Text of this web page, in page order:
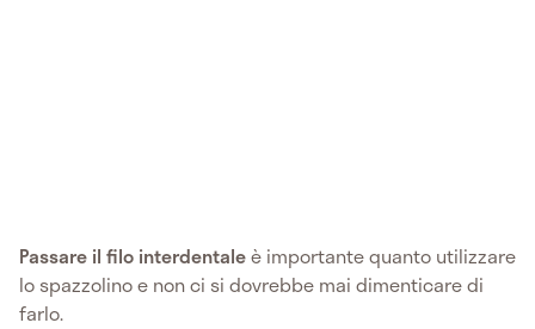
Passare il filo interdentaleè importante quanto utilizzare
lo spazzolino e non ci si dovrebbe mai dimenticare di
farlo.